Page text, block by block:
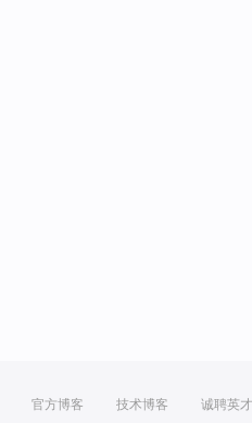
官方博客 技术博客 诚聘英才